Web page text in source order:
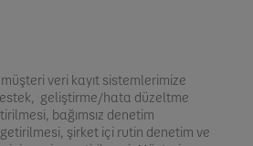
veri kayıt sistemlerimize
geliştirme/hata düzeltme
bağımsız denetim
şirket içi rutin denetim ve